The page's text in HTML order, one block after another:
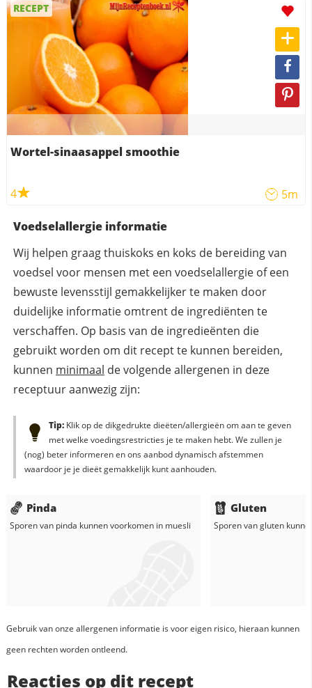
RECEPT
Wortel-sinaasappel smoothie
4 5m
Voedselallergie informatie
Wij helpen graag thuiskoks en koks de bereiding van
voedsel voor mensen met een voedselallergie of een
bewuste levensstijl gemakkelijker te maken door
duidelijke informatie omtrent de ingrediënten te
verschaffen. Op basis van de ingredieënten die
gebruikt worden om dit recept te kunnen bereiden,
kunnen minimaal de volgende allergenen in deze
receptuur aanwezig zijn:
Tip:Klik op de dikgedrukte dieëten/allergieën om aan te geven
met welke voedingsrestricties je te maken hebt. We zullen je
(nog) beter informeren en ons aanbod dynamisch afstemmen
waardoor je je dieët gemakkelijk kunt aanhouden.
Pinda
Sporen van pinda kunnen voorkomen in muesli
Gluten
Sporen van gluten
Gebruik van onze allergenen informatie is voor eigen risico, hieraan kunnen
geen rechten worden ontleend.
Reacties op dit recept